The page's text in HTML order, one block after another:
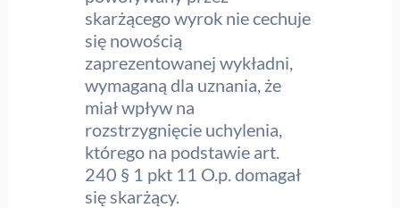
skarżącego wyrok nie cechuje
się nowością
zaprezentowanej wykładni,
wymaganą dla uznania, że
miał wpływ na
rozstrzygnięcie uchylenia,
którego na podstawie art.
240 § 1 pkt 11 O.p. domagał
się skarżący.